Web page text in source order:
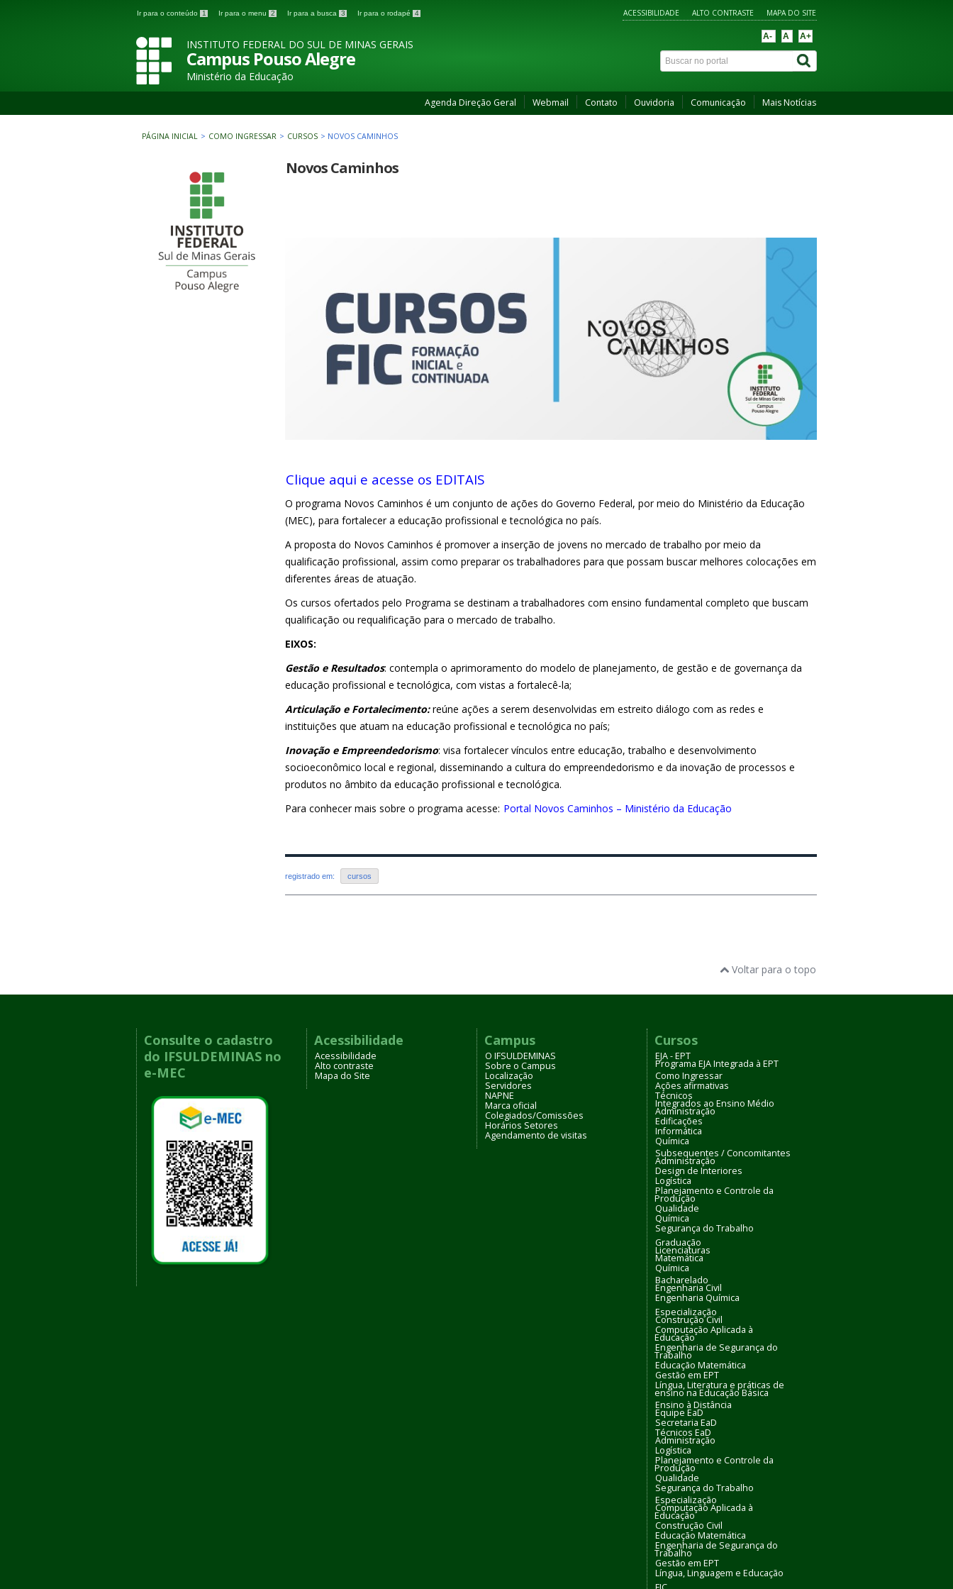
Ir para o conteúdo 1 Ir para o menu 2 Ir para a busca 3 Ir para o rodapé 4 ACESSIBILIDADE ALTO CONTRASTE MAPA DO SITE
INSTITUTO FEDERAL DO SUL DE MINAS GERAIS
Campus Pouso Alegre
Ministério da Educação
A- A A+
Agenda Direção Geral Webmail Contato Ouvidoria Comunicação Mais Notícias
PÁGINA INICIAL > COMO INGRESSAR > CURSOS > NOVOS CAMINHOS
Novos Caminhos
Clique aqui e acesse os EDITAIS
O programa Novos Caminhos é um conjunto de ações do Governo Federal, por meio do Ministério da Educação
(MEC), para fortalecer a educação profissional e tecnológica no país.
A proposta do Novos Caminhos é promover a inserção de jovens no mercado de trabalho por meio da
qualificação profissional, assim como preparar os trabalhadores para que possam buscar melhores colocações em
diferentes áreas de atuação.
Os cursos ofertados pelo Programa se destinam a trabalhadores com ensino fundamental completo que buscam
qualificação ou requalificação para o mercado de trabalho.
EIXOS:
Gestão e Resultados: contempla o aprimoramento do modelo de planejamento, de gestão e de governança da
educação profissional e tecnológica, com vistas a fortalecê-la;
Articulação e Fortalecimento:reúne ações a serem desenvolvidas em estreito diálogo com as redes e
instituições que atuam na educação profissional e tecnológica no país;
Inovação e Empreendedorismo: visa fortalecer vínculos entre educação, trabalho e desenvolvimento
socioeconômico local e regional, disseminando a cultura do empreendedorismo e da inovação de processos e
produtos no âmbito da educação profissional e tecnológica.
Para conhecer mais sobre o programa acesse: Portal Novos Caminhos – Ministério da Educação
registrado em: cursos
Voltar para o topo
Consulte o cadastro
do IFSULDEMINAS no
e-MEC
Acessibilidade
Acessibilidade
Alto contraste
Mapa do Site
Campus
O IFSULDEMINAS
Sobre o Campus
Localização
Servidores
NAPNE
Marca oficial
Colegiados/Comissões
Horários Setores
Agendamento de visitas
Cursos
EJA - EPT
Programa EJA Integrada à EPT
Como Ingressar
Ações afirmativas
Técnicos
Integrados ao Ensino Médio
Administração
Edificações
Informática
Química
Subsequentes / Concomitantes
Administração
Design de Interiores
Logística
Planejamento e Controle da
Produção
Qualidade
Química
Segurança do Trabalho
Graduação
Licenciaturas
Matemática
Química
Bacharelado
Engenharia Civil
Engenharia Química
Especialização
Construção Civil
Computação Aplicada à
Educação
Engenharia de Segurança do
Trabalho
Educação Matemática
Gestão em EPT
Língua, Literatura e práticas de
ensino na Educação Básica
Ensino à Distância
Equipe EaD
Secretaria EaD
Técnicos EaD
Administração
Logística
Planejamento e Controle da
Produção
Qualidade
Segurança do Trabalho
Especialização
Computação Aplicada à
Educação
Construção Civil
Educação Matemática
Engenharia de Segurança do
Trabalho
Gestão em EPT
Língua, Linguagem e Educação